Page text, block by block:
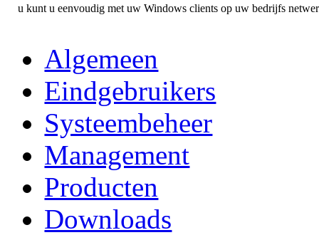
u kunt u eenvoudig met uw Windows clients op uw bedrijfs
Algemeen
Eindgebruikers
Systeembeheer
Management
Producten
Downloads